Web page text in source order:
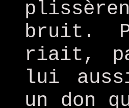
bruit.
riait,
lui
un don